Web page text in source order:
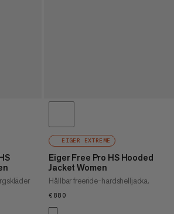
EIGER EXTREME
Eiger Free Pro HS Hooded
Jacket Women
Hållbar freeride-hardshelljacka.
€880